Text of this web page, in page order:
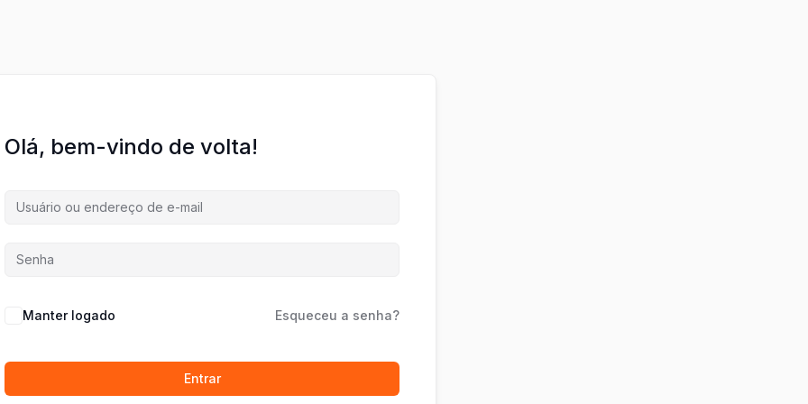
Olá, bem-vindo de volta!
Manter logado Esqueceu a senha?
Entrar